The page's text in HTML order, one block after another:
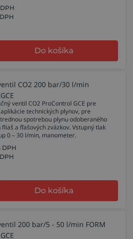
Do košíka
CO2 200 bar/30 l/min
ventil CO2 ProControl GCE pre
technických plynov, pre
spotrebou plynu odoberaného
a fľašových zväzkov. Vstupný tlak
0 – 30 l/min, manometer.
DPH
Do košíka
200 bar/5 - 50 l/min FORM